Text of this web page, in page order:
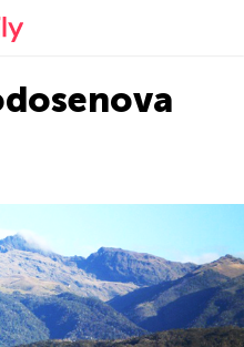
de Kaspersky